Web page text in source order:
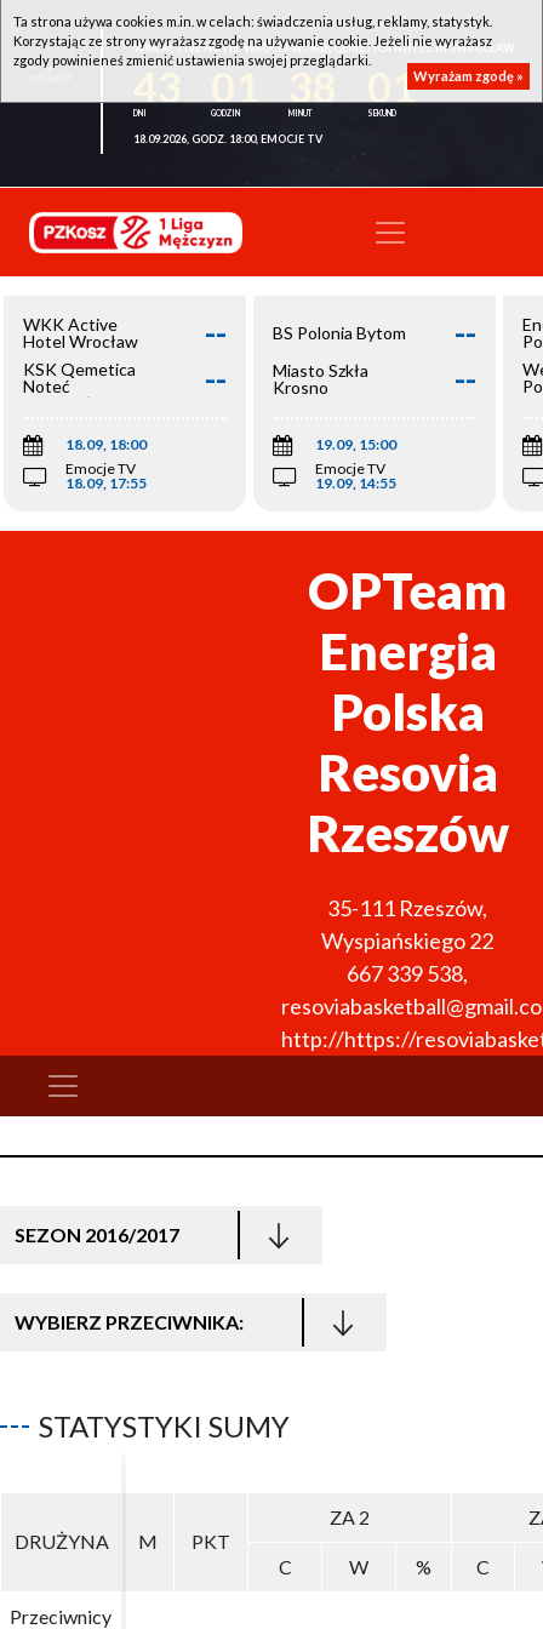
WKK ACTIVE HOTEL WROCŁAW - KSK QEMETICA NOTEĆ INOWROCŁAW
00
18.09.2026, GODZ. 18:00, EMOCJE TV
WKK Active
Hotel Wrocław
--
KSK Qemetica
Noteć
Inowrocław
--
18.09, 18:00
Emocje TV
18.09, 17:55
BS Polonia Bytom --
Miasto Szkła
Krosno
--
19.09, 15:00
Emocje TV
19.09, 14:55
OPTeam
Energia
Polska
Resovia
Rzeszów
35-111 Rzeszów,
Wyspiańskiego 22
667 339 538,
http://https://
SEZON 2016/2017
WYBIERZ PRZECIWNIKA:
STATYSTYKI SUMY
DRUŻYNA M PKT
ZA 2
C W % C
Przeciwnicy
DRUŻYNA M PKT
ZA 2
C W % C
Przeciwnicy
Ta strona używa cookies m.in. w celach: świadczenia usług, reklamy, statystyk.
Korzystając ze strony wyrażasz zgodę na używanie cookie. Jeżeli nie wyrażasz
zgody powinieneś zmienić ustawienia swojej przeglądarki.
Wyrażam zgodę »